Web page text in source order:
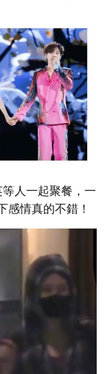
人一起聚餐，一
感情真的不錯！